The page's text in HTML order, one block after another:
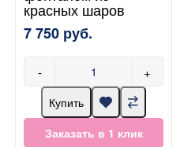
красных шаров
7 750 руб.
- +
Купить
Заказать в 1 клик